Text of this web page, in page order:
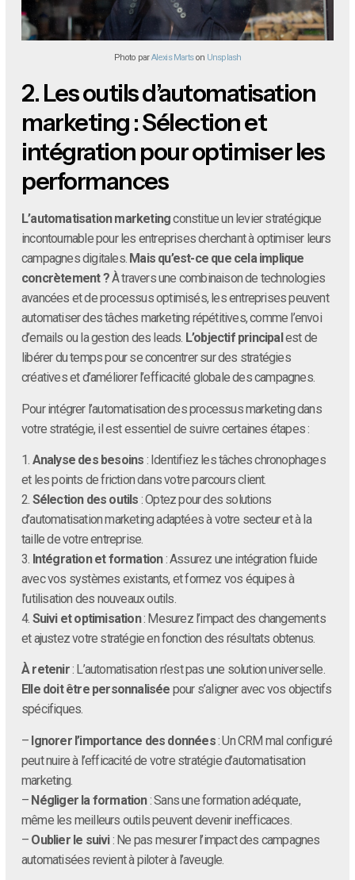
Photo parAlexis Martson Unsplash
2.Les outils d’automatisation
marketing : Sélection et
intégration pour optimiser les
performances
L’automatisation marketingconstitue un levier stratégique
incontournable pour les entreprises cherchant à optimiser leurs
campagnes digitales. Mais qu’est-ce que cela implique
concrètement ?À travers une combinaison de technologies
avancées et de processus optimisés, les entreprises peuvent
automatiser des tâches marketing répétitives, comme l’envoi
d’emails ou la gestion des leads. L’objectif principal est de
libérer du temps pour se concentrer sur des stratégies
créatives et d’améliorer l’efficacité globale des campagnes.
Pour intégrer l’automatisation des processus marketing dans
votre stratégie, il est essentiel de suivre certaines étapes :
1. Analyse des besoins : Identifiez les tâches chronophages
et les points de friction dans votre parcours client.
2. Sélection des outils : Optez pour des solutions
d’automatisation marketing adaptées à votre secteur et à la
taille de votre entreprise.
3. Intégration et formation: Assurez une intégration fluide
avec vos systèmes existants, et formez vos équipes à
l’utilisation des nouveaux outils.
4. Suivi et optimisation: Mesurez l’impact des changements
et ajustez votre stratégie en fonction des résultats obtenus.
À retenir: L’automatisation n’est pas une solution universelle.
Elle doit être personnalisée pour s’aligner avec vos objectifs
spécifiques.
– Ignorer l’importance des données: Un CRM mal configuré
peut nuire à l’efficacité de votre stratégie d’automatisation
marketing.
– Négliger la formation: Sans une formation adéquate,
même les meilleurs outils peuvent devenir inefficaces.
– Oublier le suivi: Ne pas mesurer l’impact des campagnes
automatisées revient à piloter à l’aveugle.